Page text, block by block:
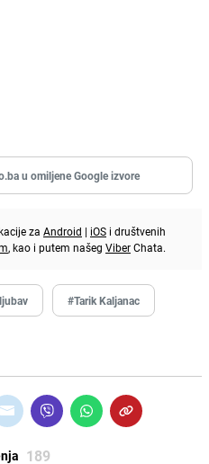
u omiljene Google izvore
za Android | iOS i društvenih
, kao i putem našeg ViberChata.
#Tarik Kaljanac
189